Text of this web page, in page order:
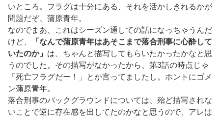
いところ。フラグは十分にある、それを活かしきれるかが
問題だぞ、蒲原青年。
なのでまあ、これはシーズン通しての話になっちゃうんだ
けど、
「なんで蒲原青年はあそこまで落合刑事に心酔して
いたのか」 は、ちゃんと描写してもらいたかったかなと思
うのでした。その描写がなかったから、第3話の時点じゃ
「死亡フラグだー！」とか言ってましたし。ホントにゴメ
ン蒲原青年。
落合刑事のバックグラウンドについては、殆ど描写されな
いことで逆に存在感を出してたのかなと思うので、アレは